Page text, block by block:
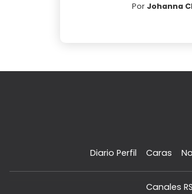
Por Johanna
Diario Perfil Caras
Canales